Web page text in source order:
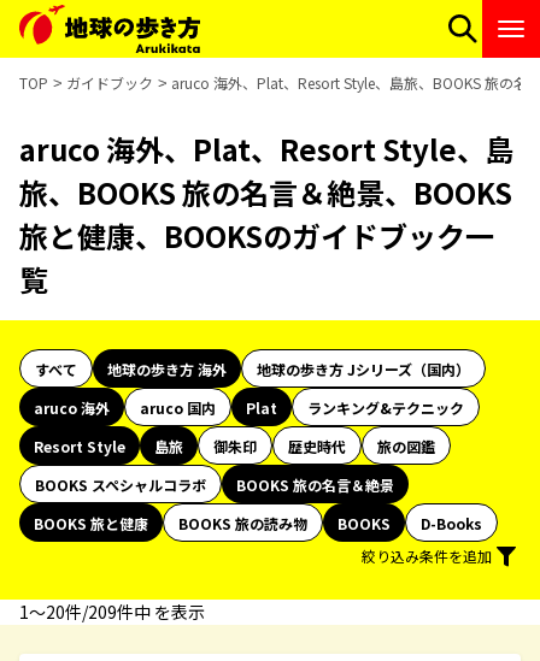
TOP ガイドブック aruco 海外、Plat、Resort Style、島旅、BOOKS 旅の名
aruco 海外、Plat、Resort Style、島
旅、BOOKS 旅の名言＆絶景、BOOKS
旅と健康、BOOKSのガイドブック一
覧
すべて 地球の歩き方 海外
地球の歩き方 Jシリーズ（国内）
aruco 海外
aruco 国内 Plat
ランキング&テクニック
Resort Style
島旅 御朱印 歴史時代
旅の図鑑
BOOKS スペシャルコラボ
BOOKS 旅の名言＆絶景
BOOKS 旅と健康
BOOKS 旅の読み物 BOOKS
D-Books
絞り込み条件を追加
1〜20件/209件中 を表示